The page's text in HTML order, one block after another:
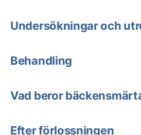
Undersökningar och
Behandling
Vad beror
Efter förlossningen